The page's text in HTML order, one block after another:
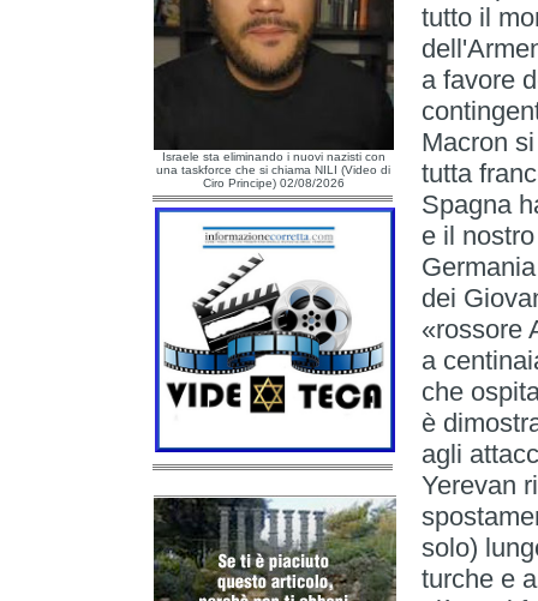
Israele sta eliminando i nuovi nazisti con
una taskforce che si chiama NILI (Video di
Ciro Principe) 02/08/2026
tutto il
a favore
Macron
tutta
Spagna
e il
dei
«rossore
a
che
è
agli
Yerevan
solo)
turche e